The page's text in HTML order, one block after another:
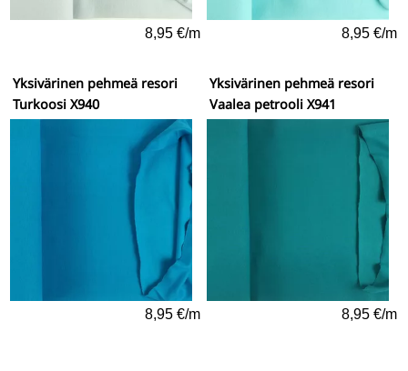
8,95 €/m 8,95 €/m
Yksivärinen pehmeä resori
Turkoosi X940
8,95 €/m
Yksivärinen pehmeä resori
Vaalea petrooli X941
8,95 €/m